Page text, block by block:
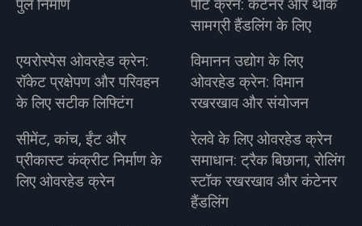
पुल निर्माण
पोर्ट क्रेन: कंटेनर और थोक
सामग्री हैंडलिंग के लिए
एयरोस्पेस ओवरहेड क्रेन:
रॉकेट प्रक्षेपण और परिवहन
के लिए सटीक लिफ्टिंग
विमानन उद्योग के लिए
ओवरहेड क्रेन: विमान
रखरखाव और संयोजन
सीमेंट, कांच, ईंट और
प्रीकास्ट कंक्रीट निर्माण के
लिए ओवरहेड क्रेन
रेलवे के लिए ओवरहेड क्रेन
समाधान: ट्रैक बिछाना, रोलिंग
स्टॉक रखरखाव और कंटेनर
हैंडलिंग